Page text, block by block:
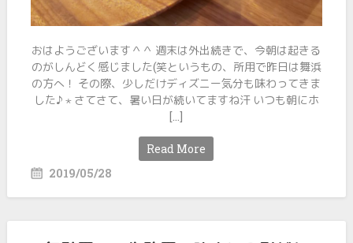
おはようございます＾＾ 週末は外出続きで、今朝は起きる
のがしんどく感じました(笑というもの、所用で昨日は舞浜
の方へ！ その際、少しだけディズニー気分も味わってきま
した♪ ⋆ さてさて、暑い日が続いてますね汗 いつも朝にホ
[…]
Read More
2019/05/28